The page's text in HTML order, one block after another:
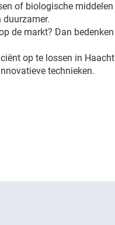
of biologische middelen
de markt? Dan bedenken
op te lossen in Haacht
technieken.